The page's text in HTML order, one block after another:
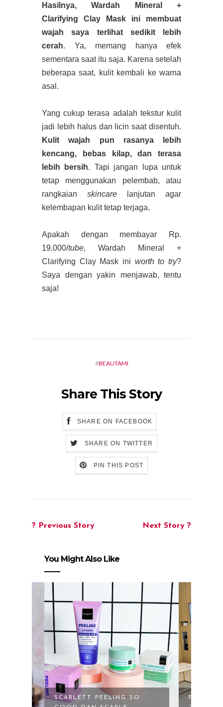
Hasilnya, Wardah Mineral +
Clarifying Clay Mask ini membuat
wajah saya terlihat sedikit lebih
cerah. Ya, memang hanya efek
sementara saat itu saja. Karena setelah
beberapa saat, kulit kembali ke warna
asal.
Yang cukup terasa adalah tekstur kulit
jadi lebih halus dan licin saat disentuh.
Kulit wajah pun rasanya lebih
kencang, bebas kilap, dan terasa
lebih bersih. Tapi jangan lupa untuk
tetap menggunakan pelembab, atau
rangkaian skincare
lanjutan agar
kelembapan kulit tetap terjaga.
Apakah dengan membayar Rp.
19.000/tube, Wardah Mineral +
Clarifying Clay Mask ini worth to try?
Saya dengan yakin menjawab, tentu
saja!
#BEAUTAMI
Share This Story
SHARE ON FACEBOOK
SHARE ON TWITTER
PIN THIS POST
? Previous Story Next Story ?
You Might Also Like
PHOTO FACIAL GLOW DI
DUO